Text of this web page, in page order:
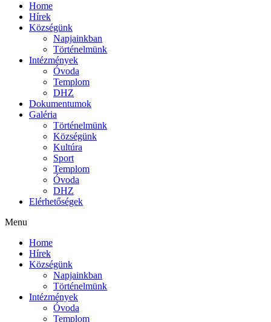
Home
Hírek
Községünk
Napjainkban
Történelmünk
Intézmények
Óvoda
Templom
DHZ
Dokumentumok
Galéria
Történelmünk
Községünk
Kultúra
Sport
Templom
Óvoda
DHZ
Elérhetőségek
Menu
Home
Hírek
Községünk
Napjainkban
Történelmünk
Intézmények
Óvoda
Templom